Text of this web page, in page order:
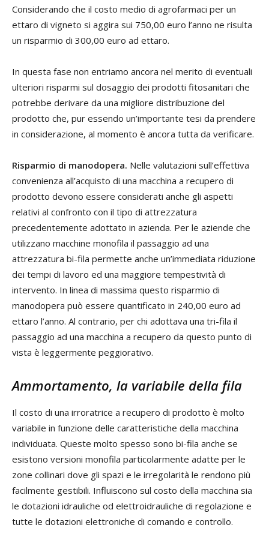
Considerando che il costo medio di agrofarmaci per un
ettaro di vigneto si aggira sui 750,00 euro l’anno ne risulta
un risparmio di 300,00 euro ad ettaro.
In questa fase non entriamo ancora nel merito di eventuali
ulteriori risparmi sul dosaggio dei prodotti fitosanitari che
potrebbe derivare da una migliore distribuzione del
prodotto che, pur essendo un’importante tesi da prendere
in considerazione, al momento è ancora tutta da verificare.
Risparmio di manodopera. Nelle valutazioni sull’effettiva
convenienza all’acquisto di una macchina a recupero di
prodotto devono essere considerati anche gli aspetti
relativi al confronto con il tipo di attrezzatura
precedentemente adottato in azienda. Per le aziende che
utilizzano macchine monofila il passaggio ad una
attrezzatura bi-fila permette anche un’immediata riduzione
dei tempi di lavoro ed una maggiore tempestività di
intervento. In linea di massima questo risparmio di
manodopera può essere quantificato in 240,00 euro ad
ettaro l’anno. Al contrario, per chi adottava una tri-fila il
passaggio ad una macchina a recupero da questo punto di
vista è leggermente peggiorativo.
Ammortamento, la variabile della fila
Il costo di una irroratrice a recupero di prodotto è molto
variabile in funzione delle caratteristiche della macchina
individuata. Queste molto spesso sono bi-fila anche se
esistono versioni monofila particolarmente adatte per le
zone collinari dove gli spazi e le irregolarità le rendono più
facilmente gestibili. Influiscono sul costo della macchina sia
le dotazioni idrauliche od elettroidrauliche di regolazione e
tutte le dotazioni elettroniche di comando e controllo.